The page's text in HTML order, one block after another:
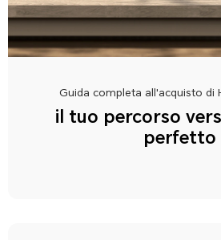
Guida completa all'acquisto di
il tuo percorso
perfetto